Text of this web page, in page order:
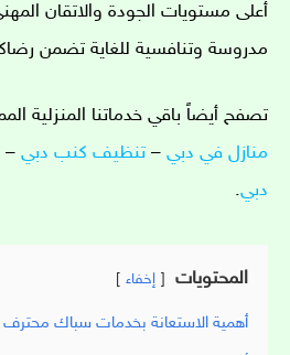
أعلى مستويات الجودة والاتقان
مدروسة وتنافسية للغاية تضمن
تصفح أيضاً باقي خدماتنا المنزلية
منازل في دبي – تنظيف كنب دبي –
دبي.
المحتويات إخفاء
أهمية الاستعانة بخدمات سباك